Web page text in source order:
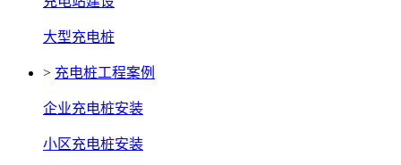
大型充电桩
> 充电桩工程案例
企业充电桩安装
小区充电桩安装